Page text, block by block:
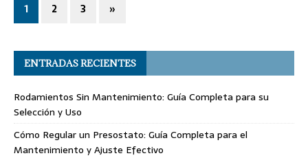
1 2 3 »
ENTRADAS RECIENTES
Rodamientos Sin Mantenimiento: Guía Completa para su
Selección y Uso
Cómo Regular un Presostato: Guía Completa para el
Mantenimiento y Ajuste Efectivo